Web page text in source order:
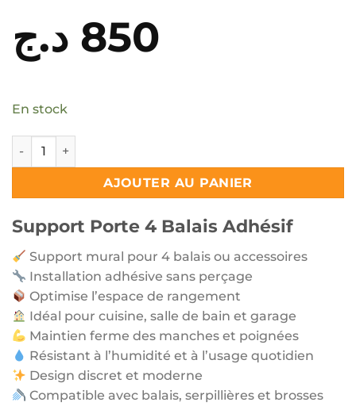
850 د.ج
En stock
quantité de Support Porte 4 Balais Adhésif
AJOUTER AU PANIER
Support Porte 4 Balais Adhésif
Support mural pour 4 balais ou accessoires
Installation adhésive sans perçage
Optimise l’espace de rangement
Idéal pour cuisine, salle de bain et garage
Maintien ferme des manches et poignées
Résistant à l’humidité et à l’usage quotidien
Design discret et moderne
Compatible avec balais, serpillières et brosses